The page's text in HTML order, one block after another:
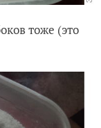
тоже (это